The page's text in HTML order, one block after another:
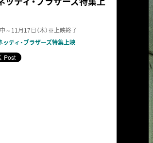
PLAYING
～11月17日（木）※上映終了
ッティ・ブラザーズ特集上映